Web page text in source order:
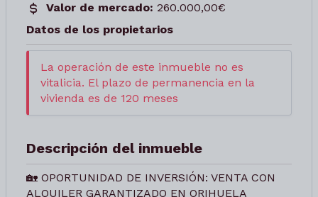
Valor de mercado: 260.000,00€
Datos de los propietarios
La operación de este inmueble no es
vitalicia. El plazo de permanencia en la
vivienda es de 120 meses
Descripción del inmueble
🏡 OPORTUNIDAD DE INVERSIÓN: VENTA CON
ALQUILER GARANTIZADO EN ORIHUELA